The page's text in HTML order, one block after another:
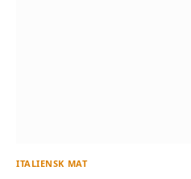
ITALIENSK MAT